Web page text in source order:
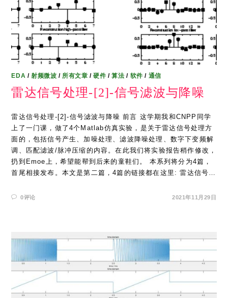
EDA /射频微波 / 所有文章 /硬件 /算法 / 软件 / 通信
雷达信号处理-[2]-信号滤波与降噪
雷达信号处理-[2]-信号滤波与降噪 前言 这学期我和CNPP同学
上了一门课，做了4个Matlab仿真实验，是关于雷达信号处理方
面的，包括信号产生、加噪处理、滤波降噪处理、数字下变频解
调、匹配滤波/脉冲压缩的内容。在此我们将实验报告稍作修改，
扔到Emoe上，希望能帮到后来的童鞋们。 本系列将分为4篇，
首尾相接发布。本文是第二篇，4篇的链接都在这里: 雷达信号…
0评论 2021年11月29日